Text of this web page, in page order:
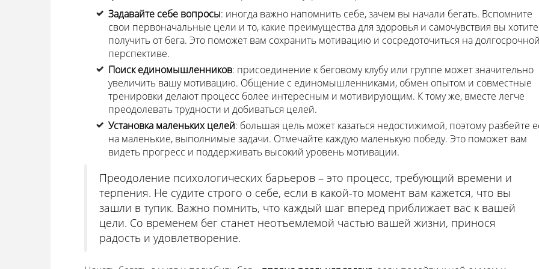
Задавайте себе вопросы: иногда важно напомнить себе, зачем вы начали бегать. Вспомните
свои первоначальные цели и то, какие преимущества для здоровья и самочувствия вы хотите
получить от бега. Это поможет вам сохранить мотивацию и сосредоточиться на
перспективе.
Поиск единомышленников: присоединение к беговому клубу или группе может значительно
увеличить вашу мотивацию. Общение с единомышленниками, обмен опытом и совместные
тренировки делают процесс более интересным и мотивирующим. К тому же, вместе легче
преодолевать трудности и добиваться целей.
Установка маленьких целей: большая цель может казаться недостижимой, поэтому разбейте
на маленькие, выполнимые задачи. Отмечайте каждую маленькую победу. Это поможет вам
видеть прогресс и поддерживать высокий уровень мотивации.
Преодоление психологических барьеров – это процесс, требующий времени и
терпения. Не судите строго о себе, если в какой-то момент вам кажется, что вы
зашли в тупик. Важно помнить, что каждый шаг вперед приближает вас к вашей
цели. Со временем бег станет неотъемлемой частью вашей жизни, принося
радость и удовлетворение.